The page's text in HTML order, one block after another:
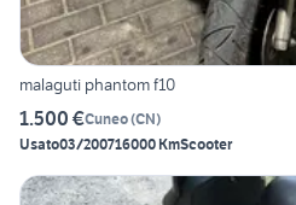
malaguti phantom f10
1.500 €Cuneo(CN)
Usato03/200716000 KmScooter